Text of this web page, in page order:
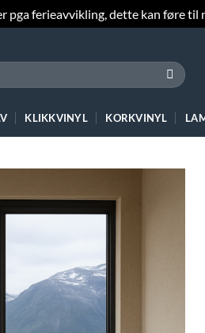
ferieavvikling, dette kan føre til
KLIKKVINYL KORKVINYL